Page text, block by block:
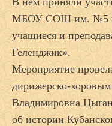
МБОУ СОШ им. №5
учащиеся и
Геленджик».
Мероприятие
дирижерско-
Владимировна
об истории